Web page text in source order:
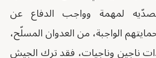
لمهمة وواجب الدفاع عن
الواجبة، من العدوان المسلّح،
ناجين وناجيات، فقد ترك الجيش